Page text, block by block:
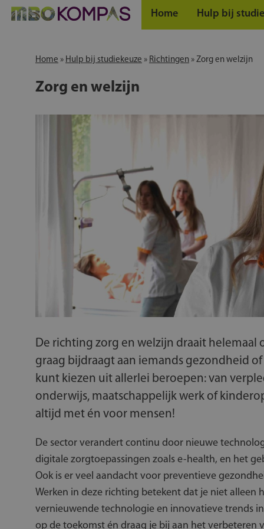
Home Hulp bij
Home » Hulp bij studiekeuze » Richtingen » Zorg en welzijn
Zorg en welzijn
De richting zorg en welzijn draait helemaal
graag bijdraagt aan iemands gezondheid
kunt kiezen uit allerlei beroepen: van
onderwijs, maatschappelijk werk of
altijd met én voor mensen!
De sector verandert continu door nieuwe
digitale zorgtoepassingen zoals e-health, en het
Ook is er veel aandacht voor preventieve
Werken in deze richting betekent dat je niet alleen
vernieuwende technologie en innovatieve trends
op de toekomst én draag je bij aan het verbeteren